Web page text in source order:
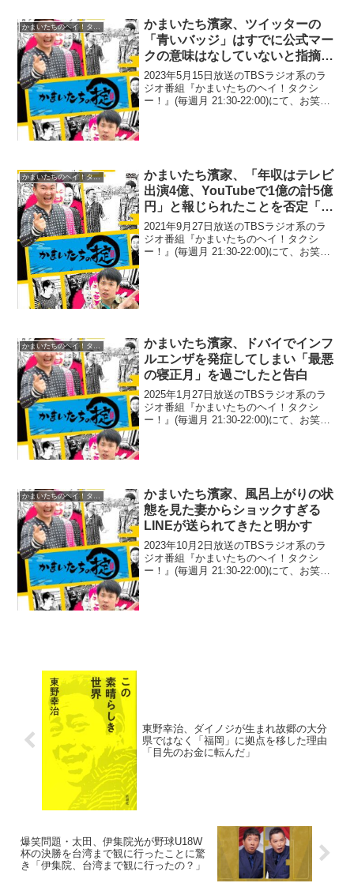
かまいたち濱家、ツイッターの
「青いバッジ」はすでに公式マー
クの意味はなしていないと指摘
「公式マークついてた人から消え
て…」
2023年5月15日放送のTBSラジオ系のラ
ジオ番組『かまいたちのヘイ！タクシ
ー！』(毎週月 21:30-22:00)にて、お笑い
かまいたちのヘイ！タクシー！
かまいたち濱家、「年収はテレビ
出演4億、YouTubeで1億の計5億
円」と報じられたことを否定「絶
対にそんなにもらってないです」
2021年9月27日放送のTBSラジオ系のラ
ジオ番組『かまいたちのヘイ！タクシ
ー！』(毎週月 21:30-22:00)にて、お笑い
かまいたち濱家、ドバイでインフ
ルエンザを発症してしまい「最悪
の寝正月」を過ごしたと告白
2025年1月27日放送のTBSラジオ系のラ
ジオ番組『かまいたちのヘイ！タクシ
ー！』(毎週月 21:30-22:00)にて、お笑い
かまいたちのヘイ！タクシー！
かまいたち濱家、風呂上がりの状
態を見た妻からショックすぎる
LINEが送られてきたと明かす
2023年10月2日放送のTBSラジオ系のラ
ジオ番組『かまいたちのヘイ！タクシ
ー！』(毎週月 21:30-22:00)にて、お笑い
東野幸治、ダイノジが生まれ故郷の大分
県ではなく「福岡」に拠点を移した理由
「目先のお金に転んだ」
爆笑問題・太田、伊集院光が野球U18W
杯の決勝を台湾まで観に行ったことに驚
き「伊集院、台湾まで観に行ったの？」